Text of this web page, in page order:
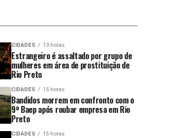
CIDADES 13 horas
Estrangeiro é assaltado por grupo de
mulheres em área de prostituição de
Rio Preto
CIDADES 15 horas
Bandidos morrem em confronto com o
9º Baep após roubar empresa em Rio
Preto
CIDADES 15 horas